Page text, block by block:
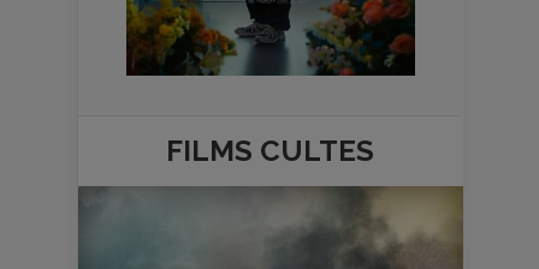
FILMS CULTES